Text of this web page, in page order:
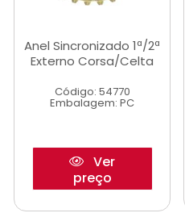
Anel Sincronizado 1ª/2ª
Externo Corsa/Celta
Código: 54770
Embalagem: PC
Ver
preço